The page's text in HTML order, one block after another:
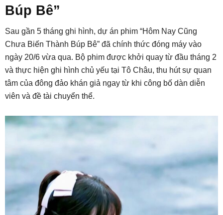
Búp Bê”
Sau gần 5 tháng ghi hình, dự án phim “Hôm Nay Cũng
Chưa Biến Thành Búp Bê” đã chính thức đóng máy vào
ngày 20/6 vừa qua. Bộ phim được khởi quay từ đầu tháng 2
và thực hiện ghi hình chủ yếu tại Tô Châu, thu hút sự quan
tâm của đông đảo khán giả ngay từ khi công bố dàn diễn
viên và đề tài chuyển thể.